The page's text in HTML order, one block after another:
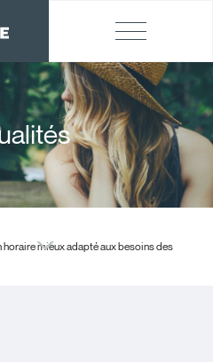
horaire mieux adapté aux besoins des